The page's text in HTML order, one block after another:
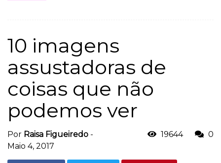
10 imagens
assustadoras de
coisas que não
podemos ver
Por Raisa Figueiredo -
Maio 4, 2017
19644 0